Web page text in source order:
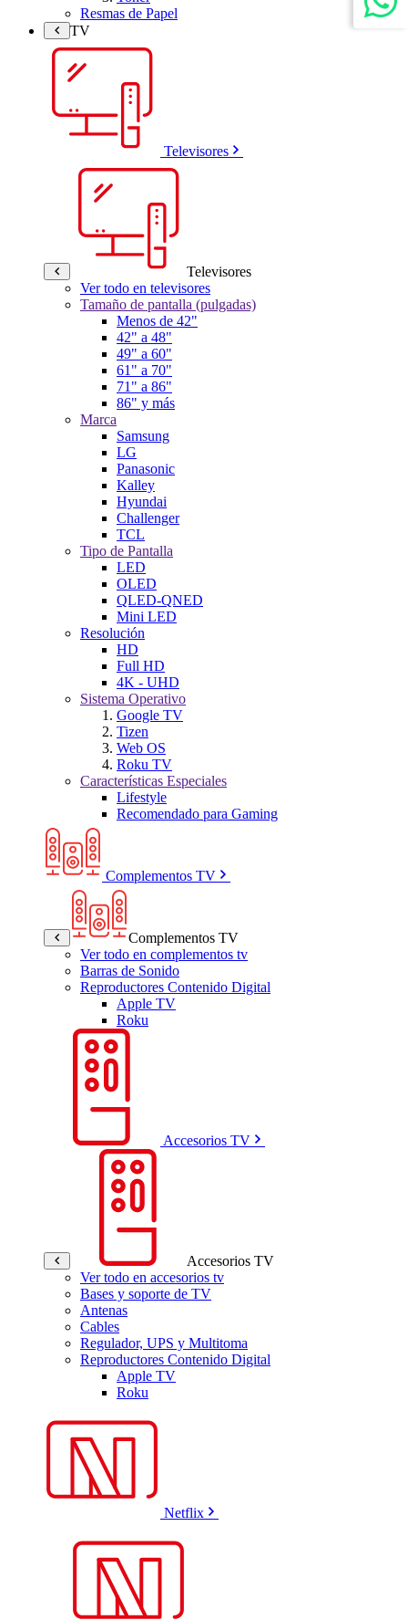
Resmas de Papel
TV
Televisores
Televisores
Ver todo en televisores
Tamaño de pantalla (pulgadas)
Menos de 42"
42" a 48"
49" a 60"
61" a 70"
71" a 86"
86" y más
Marca
Samsung
LG
Panasonic
Kalley
Hyundai
Challenger
TCL
Tipo de Pantalla
LED
OLED
QLED-QNED
Mini LED
Resolución
HD
Full HD
4K - UHD
Sistema Operativo
Google TV
Tizen
Web OS
Roku TV
Características Especiales
Lifestyle
Recomendado para Gaming
Complementos TV
Complementos TV
Ver todo en complementos tv
Barras de Sonido
Reproductores Contenido Digital
Apple TV
Roku
Accesorios TV
Accesorios TV
Ver todo en accesorios tv
Bases y soporte de TV
Antenas
Cables
Regulador, UPS y Multitoma
Reproductores Contenido Digital
Apple TV
Roku
Netflix